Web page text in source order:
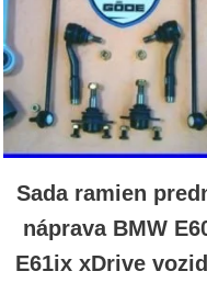
Sada ramien
náprava BMW
E61ix xDrive